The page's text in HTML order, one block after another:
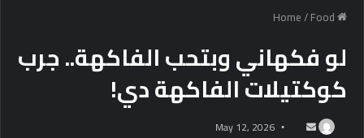
/Food
لو فكهاني وبتحب الفاكهة.. جرب
كوكتيلات الفاكهة دي!
May 12, 2026